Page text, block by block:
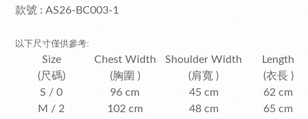
款號 : AS26-BC003-1
以下尺寸僅供參考:
Size
(尺碼)
Chest Width
(胸圍 )
Shoulder Width
(肩寬 )
Length
(衣長 )
S / 0
96 cm 45 cm
62 cm
M / 2
102 cm 48 cm
65 cm